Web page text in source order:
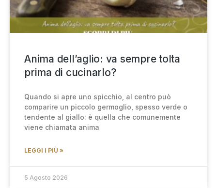
Anima dell’aglio: va sempre tolta
prima di cucinarlo?
Quando si apre uno spicchio, al centro può
comparire un piccolo germoglio, spesso verde o
tendente al giallo: è quella che comunemente
viene chiamata anima
LEGGI I PIÙ »
5 Agosto 2026